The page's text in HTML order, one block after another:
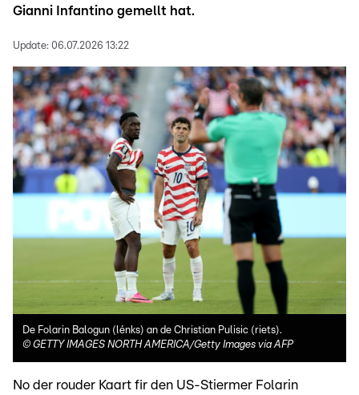
Gianni Infantino gemellt hat.
Update: 06.07.2026 13:22
De Folarin Balogun (lénks) an de Christian Pulisic (riets).
© GETTY IMAGES NORTH AMERICA/Getty Images via AFP
No der rouder Kaart fir den US-Stiermer Folarin